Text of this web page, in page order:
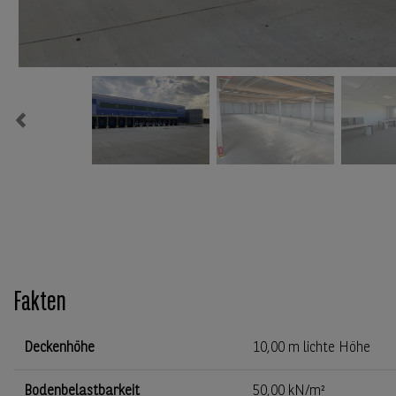
Previous
Fakten
Deckenhöhe 10,00 m lichte Höhe
Bodenbelastbarkeit 50,00 kN/m²